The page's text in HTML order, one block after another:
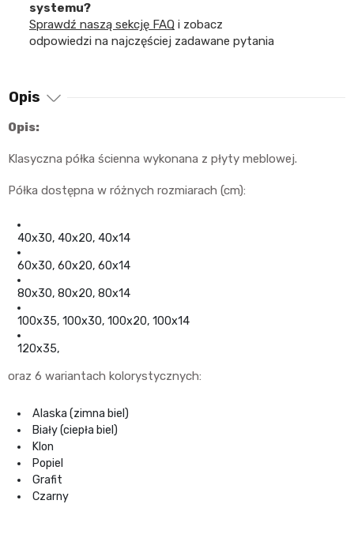
systemu?
Sprawdź naszą sekcję FAQ i zobacz
odpowiedzi na najczęściej zadawane pytania
Opis
Opis:
Klasyczna półka ścienna wykonana z płyty meblowej.
Półka dostępna w różnych rozmiarach (cm):
40x30, 40x20, 40x14
60x30, 60x20, 60x14
80x30, 80x20, 80x14
100x35, 100x30, 100x20, 100x14
120x35,
oraz 6 wariantach kolorystycznych:
Alaska (zimna biel)
Biały (ciepła biel)
Klon
Popiel
Grafit
Czarny